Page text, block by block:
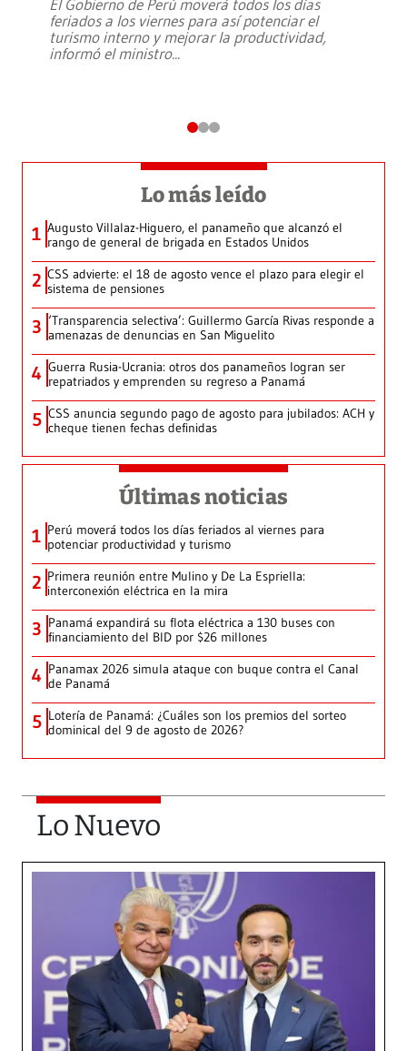
El Gobierno de Perú moverá todos los días
feriados a los viernes para así potenciar el
turismo interno y mejorar la productividad,
informó el ministro...
Lo más leído
1 Augusto Villalaz-Higuero, el panameño que alcanzó el
rango de general de brigada en Estados Unidos
2 CSS advierte: el 18 de agosto vence el plazo para elegir el
sistema de pensiones
3 ‘Transparencia selectiva’: Guillermo García Rivas responde a
amenazas de denuncias en San Miguelito
4 Guerra Rusia-Ucrania: otros dos panameños logran ser
repatriados y emprenden su regreso a Panamá
5 CSS anuncia segundo pago de agosto para jubilados: ACH y
cheque tienen fechas definidas
Últimas noticias
1 Perú moverá todos los días feriados al viernes para
potenciar productividad y turismo
2 Primera reunión entre Mulino y De La Espriella:
interconexión eléctrica en la mira
3 Panamá expandirá su flota eléctrica a 130 buses con
financiamiento del BID por $26 millones
4 Panamax 2026 simula ataque con buque contra el Canal
de Panamá
5 Lotería de Panamá: ¿Cuáles son los premios del sorteo
dominical del 9 de agosto de 2026?
Lo Nuevo